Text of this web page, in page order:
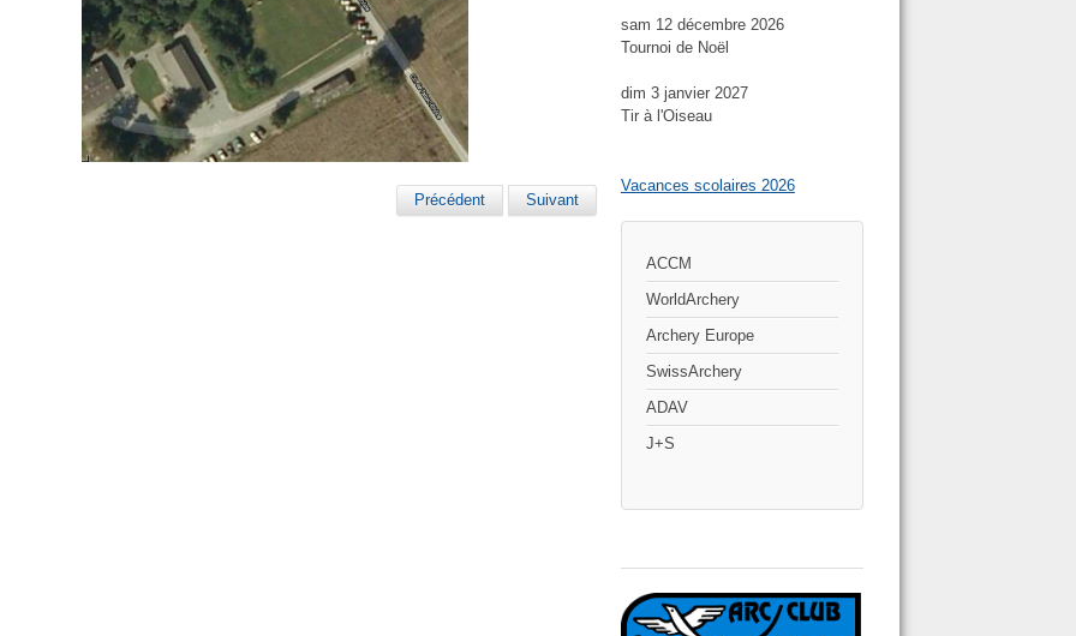
Précédent Suivant
sam 12 décembre 2026
Tournoi de Noël
dim 3 janvier 2027
Tir à l'Oiseau
Vacances scolaires 2026
ACCM
WorldArchery
Archery Europe
SwissArchery
ADAV
J+S